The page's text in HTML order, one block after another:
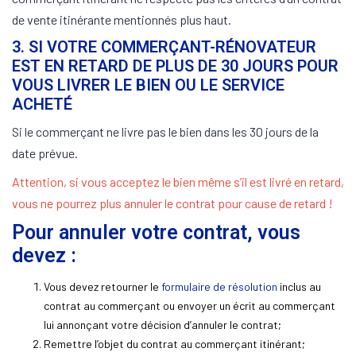
de vente itinérante mentionnés plus haut.
3. SI VOTRE COMMERÇANT-RÉNOVATEUR
EST EN RETARD DE PLUS DE 30 JOURS POUR
VOUS LIVRER LE BIEN OU LE SERVICE
ACHETÉ
Si le commerçant ne livre pas le bien dans les 30 jours de la
date prévue.
Attention, si vous acceptez le bien même s’il est livré en retard,
vous ne pourrez plus annuler le contrat pour cause de retard !
Pour annuler votre contrat, vous
devez :
Vous devez retourner le formulaire de résolution inclus au
contrat au commerçant ou envoyer un écrit au commerçant
lui annonçant votre décision d’annuler le contrat;
Remettre l’objet du contrat au commerçant itinérant;